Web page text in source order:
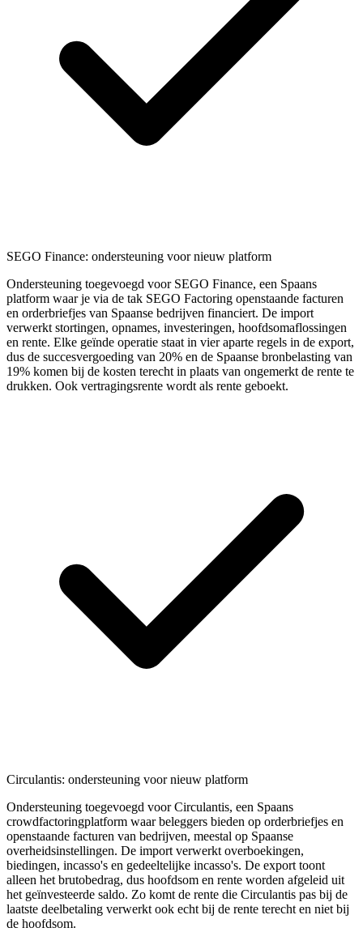
SEGO Finance: ondersteuning voor nieuw platform
Ondersteuning toegevoegd voor SEGO Finance, een Spaans
platform waar je via de tak SEGO Factoring openstaande facturen
en orderbriefjes van Spaanse bedrijven financiert. De import
verwerkt stortingen, opnames, investeringen, hoofdsomaflossingen
en rente. Elke geïnde operatie staat in vier aparte regels in de export,
dus de succesvergoeding van 20% en de Spaanse bronbelasting van
19% komen bij de kosten terecht in plaats van ongemerkt de rente te
drukken. Ook vertragingsrente wordt als rente geboekt.
Circulantis: ondersteuning voor nieuw platform
Ondersteuning toegevoegd voor Circulantis, een Spaans
crowdfactoringplatform waar beleggers bieden op orderbriefjes en
openstaande facturen van bedrijven, meestal op Spaanse
overheidsinstellingen. De import verwerkt overboekingen,
biedingen, incasso's en gedeeltelijke incasso's. De export toont
alleen het brutobedrag, dus hoofdsom en rente worden afgeleid uit
het geïnvesteerde saldo. Zo komt de rente die Circulantis pas bij de
laatste deelbetaling verwerkt ook echt bij de rente terecht en niet bij
de hoofdsom.